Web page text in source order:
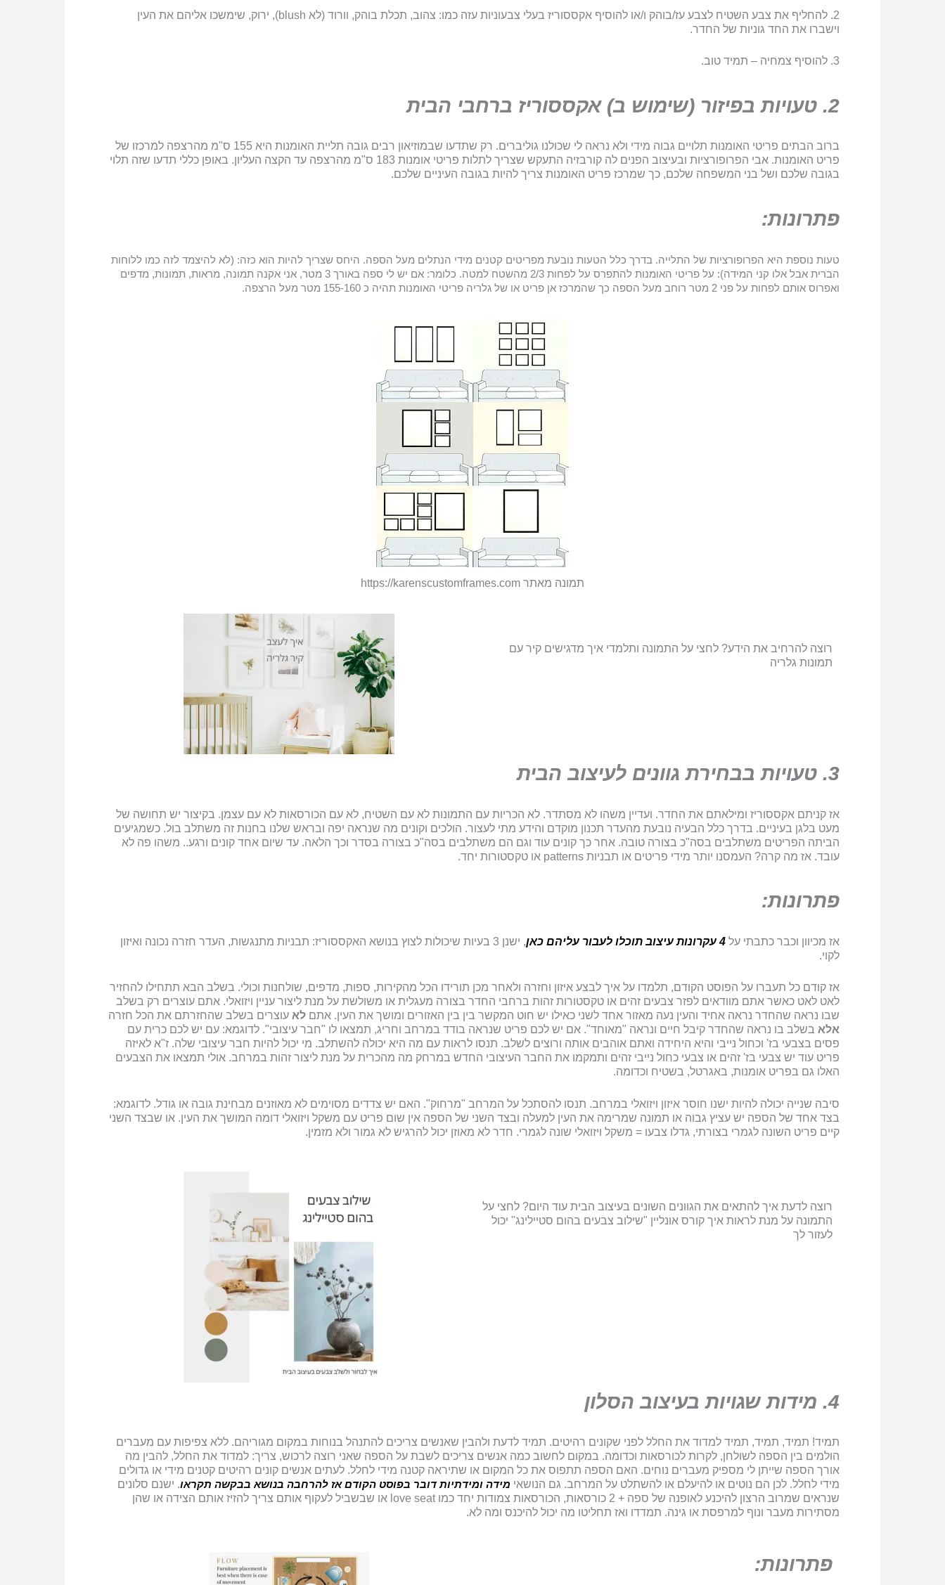
2. להחליף את צבע השטיח לצבע עז/בוהק ו/או להוסיף אקססוריז בעלי צבעוניות עזה כמו: צהוב, תכלת בוהק, וורוד (לא blush), ירוק, שימשכו אליהם את העין
וישברו את החד גוניות של החדר.
3. להוסיף צמחיה – תמיד טוב.
2. טעויות בפיזור (שימוש ב) אקססוריז ברחבי הבית
ברוב הבתים פריטי האומנות תלויים גבוה מידי ולא נראה לי שכולנו גוליברים. רק שתדעו שבמוזיאון רבים גובה תליית האומנות היא 155 ס"מ מהרצפה למרכזו של
פריט האומנות. אבי הפרופורציות ובעיצוב הפנים לה קורבזיה התעקש שצריך לתלות פריטי אומנות 183 ס"מ מהרצפה עד הקצה העליון. באופן כללי תדעו שזה תלוי
בגובה שלכם ושל בני המשפחה שלכם, כך שמרכז פריט האומנות צריך להיות בגובה העיניים שלכם.
פתרונות:
טעות נוספת היא הפרופורציות של התלייה. בדרך כלל הטעות נובעת מפריטים קטנים מידי הנתלים מעל הספה. היחס שצריך להיות הוא כזה: (לא להיצמד לזה כמו ללוחות
הברית אבל אלו קני המידה): על פריטי האומנות להתפרס על לפחות 2/3 מהשטח למטה. כלומר: אם יש לי ספה באורך 3 מטר, אני אקנה תמונה, מראות, תמונות, מדפים
ואפרוס אותם לפחות על פני 2 מטר רוחב מעל הספה כך שהמרכז אן פריט או של גלריה פריטי האומנות תהיה כ 155-160 מטר מעל הרצפה.
תמונה מאתר https://karenscustomframes.com
רוצה להרחיב את הידע? לחצי על התמונה ותלמדי איך מדגישים קיר עם
תמונות גלריה
3. טעויות בבחירת גוונים לעיצוב הבית
אז קניתם אקססוריז ומילאתם את החדר. ועדיין משהו לא מסתדר. לא הכריות עם התמונות לא עם השטיח, לא עם הכורסאות לא עם עצמן. בקיצור יש תחושה של
מעט בלגן בעיניים. בדרך כלל הבעיה נובעת מהעדר תכנון מוקדם והידע מתי לעצור. הולכים וקונים מה שנראה יפה ובראש שלנו בחנות זה משתלב בול. כשמגיעים
הביתה הפריטים משתלבים בסה"כ בצורה טובה. אחר כך קונים עוד וגם הם משתלבים בסה"כ בצורה בסדר וכך הלאה. עד שיום אחד קונים ורגע.. משהו פה לא
עובד. אז מה קרה? העמסנו יותר מידי פריטים או תבניות patterns או טקסטורות יחד.
פתרונות:
אז מכיוון וכבר כתבתי על 4 עקרונות עיצוב תוכלו לעבור עליהם כאן
, ישנן 3 בעיות שיכולות לצוץ בנושא האקססוריז: תבניות מתנגשות, העדר חזרה נכונה ואיזון
לקוי.
אז קודם כל תעברו על הפוסט הקודם, תלמדו על איך לבצע איזון וחזרה ולאחר מכן תורידו הכל מהקירות, ספות, מדפים, שולחנות וכולי. בשלב הבא תתחילו להחזיר
לאט לאט כאשר אתם מוודאים לפזר צבעים זהים או טקסטורות זהות ברחבי החדר בצורה מעגלית או משולשת על מנת ליצור עניין ויזואלי. אתם עוצרים רק בשלב
שבו נראה שהחדר נראה אחיד והעין נעה מאזור אחד לשני כאילו יש חוט המקשר בין בין האזורים ומושך את העין. אתם לא עוצרים בשלב שהחזרתם את הכל חזרה
אלא בשלב בו נראה שהחדר קיבל חיים ונראה "מאוחד". אם יש לכם פריט שנראה בודד במרחב וחריג, תמצאו לו "חבר עיצובי". לדוגמא: עם יש לכם כרית עם
פסים בצבעי בז' וכחול נייבי והיא היחידה ואתם אוהבים אותה ורוצים לשלב. תנסו לראות עם מה היא יכולה להשתלב. מי יכול להיות חבר עיצובי שלה. ז"א לאיזה
פריט עוד יש צבעי בז' זהים או צבעי כחול נייבי זהים ותמקמו את החבר העיצובי החדש במרחק מה מהכרית על מנת ליצור זהות במרחב. אולי תמצאו את הצבעים
האלו גם בפריט אומנות, באגרטל, בשטיח וכדומה.
סיבה שנייה יכולה להיות ישנו חוסר איזון ויזואלי במרחב. תנסו להסתכל על המרחב "מרחוק". האם יש צדדים מסוימים לא מאוזנים מבחינת גובה או גודל. לדוגמא:
בצד אחד של הספה יש עציץ גבוה או תמונה שמרימה את העין למעלה ובצד השני של הספה אין שום פריט עם משקל ויזואלי דומה המושך את העין. או שבצד השני
קיים פריט השונה לגמרי בצורתי, גדלו צבעו = משקל ויזואלי שונה לגמרי. חדר לא מאוזן יכול להרגיש לא גמור ולא מזמין.
רוצה לדעת איך להתאים את הגוונים השונים בעיצוב הבית עוד היום? לחצי על
התמונה על מנת לראות איך קורס אונליין "שילוב צבעים בהום סטיילינג" יכול
לעזור לך
4. מידות שגויות בעיצוב הסלון
תמיד! תמיד, תמיד, תמיד למדוד את החלל לפני שקונים רהיטים. תמיד לדעת ולהבין שאנשים צריכים להתנהל בנוחות במקום מגוריהם. ללא צפיפות עם מעברים
הולמים בין הספה לשולחן, לקרות לכורסאות וכדומה. במקום לחשוב כמה אנשים צריכים לשבת על הספה שאני רוצה לרכוש, צריך: למדוד את החלל, להבין מה
אורך הספה שייתן לי מספיק מעברים נוחים. האם הספה תתפוס את כל המקום או שתיראה קטנה מידי לחלל. לעתים אנשים קונים רהיטים קטנים מידי או גדולים
מידי לחלל. לכן הם נוטים או להיעלם או להשתלט על המרחב. גם הנושאי מידה ומידתיות דובר בפוסט הקודם אז להרחבה בנושא בבקשה תקראו. ישנם סלונים
שנראים שמרוב הרצון להיכנע לאופנה של ספה + 2 כורסאות, הכורסאות צמודות יחד כמו love seat או שבשביל לעקוף אותם צריך להזיז אותם הצידה או שהן
מסתירות מעבר ונוף למרפסת או גינה. תמדדו ואז תחליטו מה יכול להיכנס ומה לא.
פתרונות: